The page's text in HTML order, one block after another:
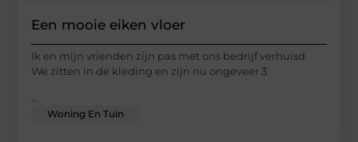
Een mooie eiken vloer
Ik en mijn vrienden zijn pas met ons bedrijf verhuisd.
We zitten in de kleding en zijn nu ongeveer 3
...
Woning En Tuin